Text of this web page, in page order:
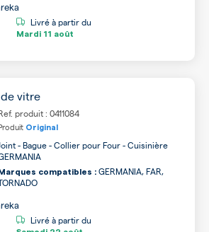
Livré à partir du
Mardi 11 août
vitre
produit : 0411084
Original
- Bague - Collier pour Four - Cuisinière
compatibles : GERMANIA, FAR,
Livré à partir du